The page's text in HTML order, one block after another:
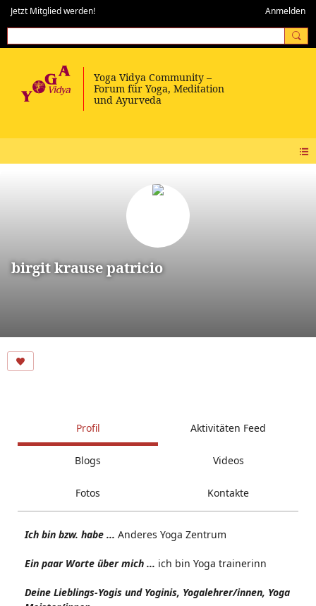
Jetzt Mitglied werden! Anmelden
birgit krause patricio
Profil Aktivitäten Feed
Blogs Videos
Fotos Kontakte
Ich bin bzw. habe ... Anderes Yoga Zentrum
Ein paar Worte über mich ... ich bin Yoga trainerinn
Deine Lieblings-Yogis und Yoginis, Yogalehrer/innen, Yoga